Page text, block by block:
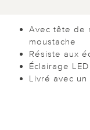
Avec tête de
moustache
Résiste aux
Éclairage
Livré avec